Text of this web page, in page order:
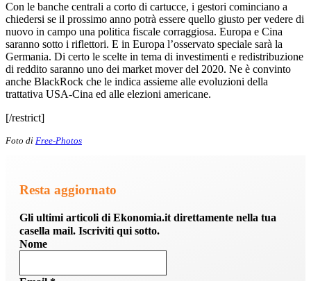
Con le banche centrali a corto di cartucce, i gestori cominciano a
chiedersi se il prossimo anno potrà essere quello giusto per vedere di
nuovo in campo una politica fiscale corraggiosa. Europa e Cina
saranno sotto i riflettori. E in Europa l’osservato speciale sarà la
Germania. Di certo le scelte in tema di investimenti e redistribuzione
di reddito saranno uno dei market mover del 2020. Ne è convinto
anche BlackRock che le indica assieme alle evoluzioni della
trattativa USA-Cina ed alle elezioni americane.
[/restrict]
Foto di Free-Photos
Resta aggiornato
Gli ultimi articoli di Ekonomia.it direttamente nella tua
casella mail. Iscriviti qui sotto.
Nome